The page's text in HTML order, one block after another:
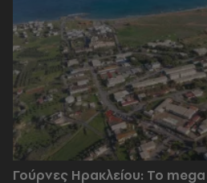
Γούρνες Ηρακλείου: To